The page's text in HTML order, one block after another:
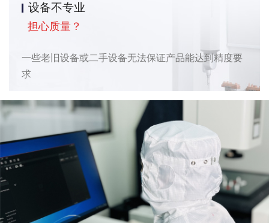
设备不专业
担心质量？
一些老旧设备或二手设备无法保证产品能达到精度要
求